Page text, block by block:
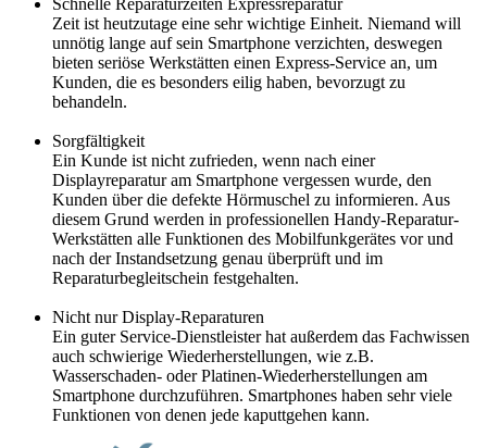
Schnelle Reparaturzeiten Expressreparatur
Zeit ist heutzutage eine sehr wichtige Einheit. Niemand will
unnötig lange auf sein Smartphone verzichten, deswegen
bieten seriöse Werkstätten einen Express-Service an, um
Kunden, die es besonders eilig haben, bevorzugt zu
behandeln.
Sorgfältigkeit
Ein Kunde ist nicht zufrieden, wenn nach einer
Displayreparatur am Smartphone vergessen wurde, den
Kunden über die defekte Hörmuschel zu informieren. Aus
diesem Grund werden in professionellen Handy-Reparatur-
Werkstätten alle Funktionen des Mobilfunkgerätes vor und
nach der Instandsetzung genau überprüft und im
Reparaturbegleitschein festgehalten.
Nicht nur Display-Reparaturen
Ein guter Service-Dienstleister hat außerdem das Fachwissen
auch schwierige Wiederherstellungen, wie z.B.
Wasserschaden- oder Platinen-Wiederherstellungen am
Smartphone durchzuführen. Smartphones haben sehr viele
Funktionen von denen jede kaputtgehen kann.